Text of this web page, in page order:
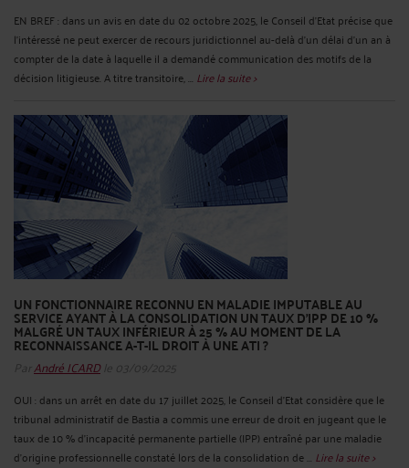
EN BREF : dans un avis en date du 02 octobre 2025, le Conseil d’Etat précise que
l’intéressé ne peut exercer de recours juridictionnel au-delà d’un délai d’un an à
compter de la date à laquelle il a demandé communication des motifs de la
décision litigieuse. A titre transitoire, ... Lire la suite >
UN FONCTIONNAIRE RECONNU EN MALADIE IMPUTABLE AU
SERVICE AYANT À LA CONSOLIDATION UN TAUX D’IPP DE 10 %
MALGRÉ UN TAUX INFÉRIEUR À 25 % AU MOMENT DE LA
RECONNAISSANCE A-T-IL DROIT À UNE ATI ?
ParAndré ICARDle 03/09/2025
OUI : dans un arrêt en date du 17 juillet 2025, le Conseil d’Etat considère que le
tribunal administratif de Bastia a commis une erreur de droit en jugeant que le
taux de 10 % d'incapacité permanente partielle (IPP) entraîné par une maladie
d’origine professionnelle constaté lors de la consolidation de ... Lire la suite >